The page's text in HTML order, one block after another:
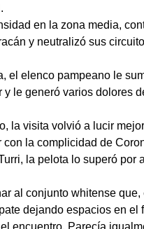
en la zona media,
y neutralizó sus
el elenco pampeano le
y le generó varios dolores
la visita volvió a lucir
la complicidad de
la pelota lo superó por
al conjunto whitense
dejando espacios en el
encuentro. Parecía